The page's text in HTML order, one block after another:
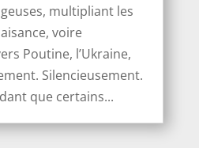
multipliant les
voire
Poutine, l’Ukraine,
Silencieusement.
que certains...